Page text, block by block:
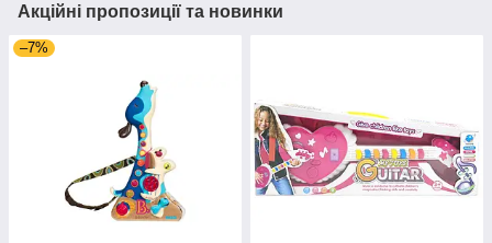
Акційні пропозиції та новинки
–7%